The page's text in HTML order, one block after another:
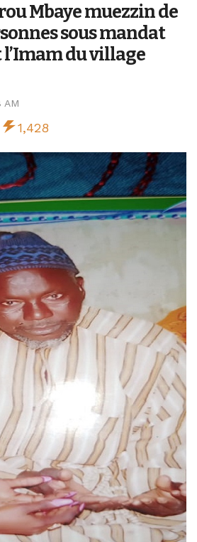
Mbaye muezzin de
sous mandat
du village
AM
1,428